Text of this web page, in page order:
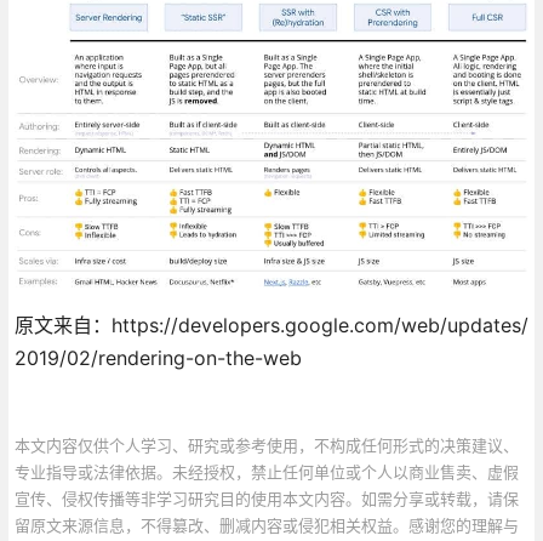
原文来自：https://developers.google.com/web/updates/
2019/02/rendering-on-the-web
本文内容仅供个人学习、研究或参考使用，不构成任何形式的决策建议、
专业指导或法律依据。未经授权，禁止任何单位或个人以商业售卖、虚假
宣传、侵权传播等非学习研究目的使用本文内容。如需分享或转载，请保
留原文来源信息，不得篡改、删减内容或侵犯相关权益。感谢您的理解与